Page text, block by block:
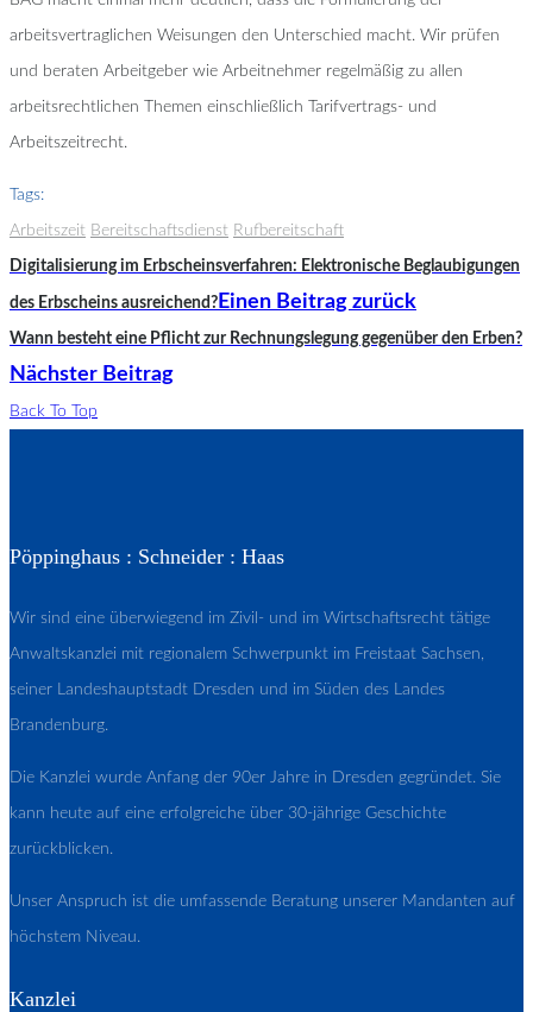
arbeitsvertraglichen Weisungen den Unterschied macht. Wir prüfen
und beraten Arbeitgeber wie Arbeitnehmer regelmäßig zu allen
arbeitsrechtlichen Themen einschließlich Tarifvertrags- und
Arbeitszeitrecht.
Tags:
Arbeitszeit Bereitschaftsdienst Rufbereitschaft
Digitalisierung im Erbscheinsverfahren: Elektronische Beglaubigungen
des Erbscheins ausreichend? Einen Beitrag zurück
Wann besteht eine Pflicht zur Rechnungslegung gegenüber den Erben?
Nächster Beitrag
Back To Top
Pöppinghaus : Schneider : Haas
Wir sind eine überwiegend im Zivil- und im Wirtschaftsrecht tätige
Anwaltskanzlei mit regionalem Schwerpunkt im Freistaat Sachsen,
seiner Landeshauptstadt Dresden und im Süden des Landes
Brandenburg.
Die Kanzlei wurde Anfang der 90er Jahre in Dresden gegründet. Sie
kann heute auf eine erfolgreiche über 30-jährige Geschichte
zurückblicken.
Unser Anspruch ist die umfassende Beratung unserer Mandanten auf
höchstem Niveau.
Kanzlei